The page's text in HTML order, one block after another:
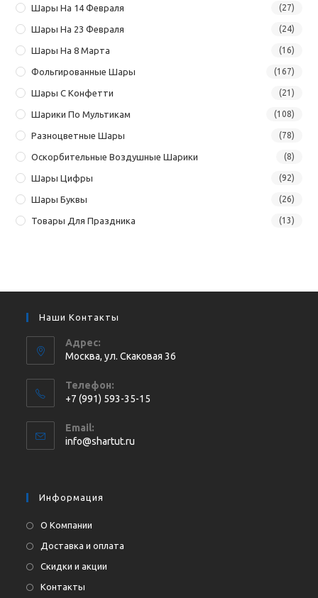
Шары На 14 Февраля (27)
Шары На 23 Февраля (24)
Шары На 8 Марта (16)
Фольгированные Шары (167)
Шары С Конфетти (21)
Шарики По Мультикам (108)
Разноцветные Шары (78)
Оскорбительные Воздушные Шарики (8)
Шары Цифры (92)
Шары Буквы (26)
Товары Для Праздника (13)
Наши Контакты
Адрес:
Москва, ул. Cкаковая 36
Телефон:
+7 (991) 593-35-15
в
вашем
Email:
info@shartut.ru
Информация
О Компании
Доставка и оплата
Скидки и акции
Контакты